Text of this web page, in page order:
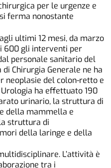
per le urgenze e
ferma nonostante
ultimi 12 mesi, da marzo
600 gli interventi per
personale sanitario del
Chirurgia Generale ne ha
neoplasie del colon-retto e
ha effettuato 190
urinario, la struttura di
della mammella e
struttura di
della laringe e della
L’attività è
tra i